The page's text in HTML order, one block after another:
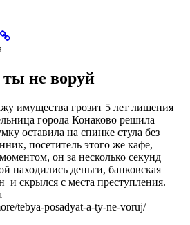
ты не воруй
имущества грозит 5 лет лишения
города Конаково решила
оставила на спинке стула без
посетитель этого же кафе,
он за несколько секунд
находились деньги, банковская
и скрылся с места преступления.
tebya-posadyat-a-ty-ne-voruj/